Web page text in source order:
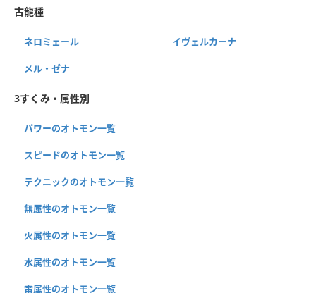
古龍種
ネロミェール イヴェルカーナ
メル・ゼナ
3すくみ・属性別
パワーのオトモン一覧
スピードのオトモン一覧
テクニックのオトモン一覧
無属性のオトモン一覧
火属性のオトモン一覧
水属性のオトモン一覧
雷属性のオトモン一覧